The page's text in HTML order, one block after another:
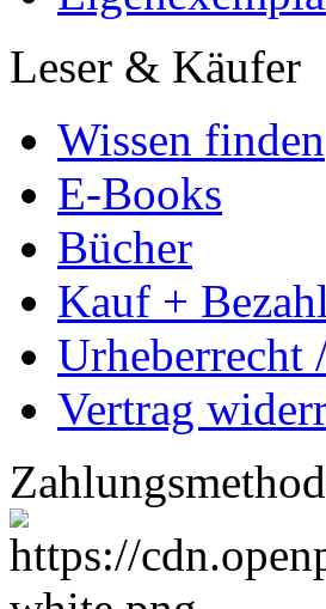
Leser & Käufer
Wissen finden
E-Books
Bücher
Kauf +
Urheberrecht
Vertrag